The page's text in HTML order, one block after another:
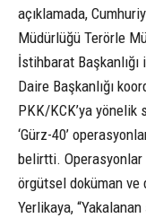
açıklamada,
Müdürlüğü Terörle
İstihbarat Başkanlığı
Daire Başkanlığı
PKK/KCK’ya yönelik
‘Gürz-40’
belirtti. Operasyonlar
örgütsel doküman
Yerlikaya,